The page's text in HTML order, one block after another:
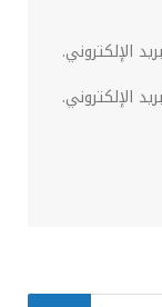
الإلكتروني.
الإلكتروني.